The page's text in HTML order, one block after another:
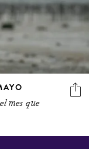
mes que